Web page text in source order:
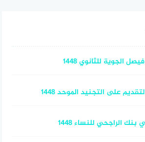
الجوية للثانوي 1448
على التجنيد الموحد 1448
الراجحي للنساء 1448